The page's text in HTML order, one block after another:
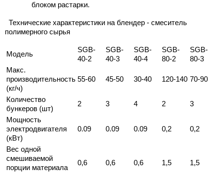
блоком растарки.
Технические характеристики на блендер - смеситель
полимерного сырья
Модель
SGB-
40-2
SGB-
40-3
SGB-
40-4
SGB-
80-2
SGB-
80-3
Макс.
производительность
(кг/ч)
55-60 45-50 30-40 120-140 70-90
Количество
бункеров (шт)
2 3 4 2
3
Мощность
электродвигателя
(кВт)
0.09 0.09 0.09 0,2 0,2
Вес одной
смешиваемой
порции материала
0,6 0,6 0,6 1,5 1,5